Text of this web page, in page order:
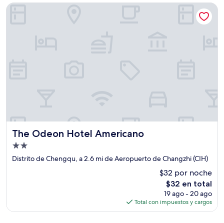
de
The Odeon Hotel Americano
The Odeon Hotel Americano
Propiedad
de
Distrito de Chengqu, a 2.6 mi de Aeropuerto de Changzhi (CIH)
$32 por noche
El
precio
actual
es
$32 en total
19 ago - 20 ago
Total con impuestos y cargos
The Odeon Hotel Americano